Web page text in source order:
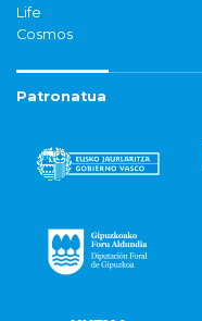
Life
Cosmos
Patronatua